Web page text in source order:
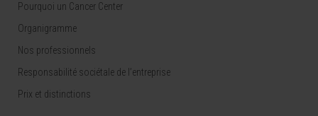
Pourquoi un Cancer Center
Organigramme
Nos professionnels
Responsabilité sociétale de l’entreprise
Prix et distinctions